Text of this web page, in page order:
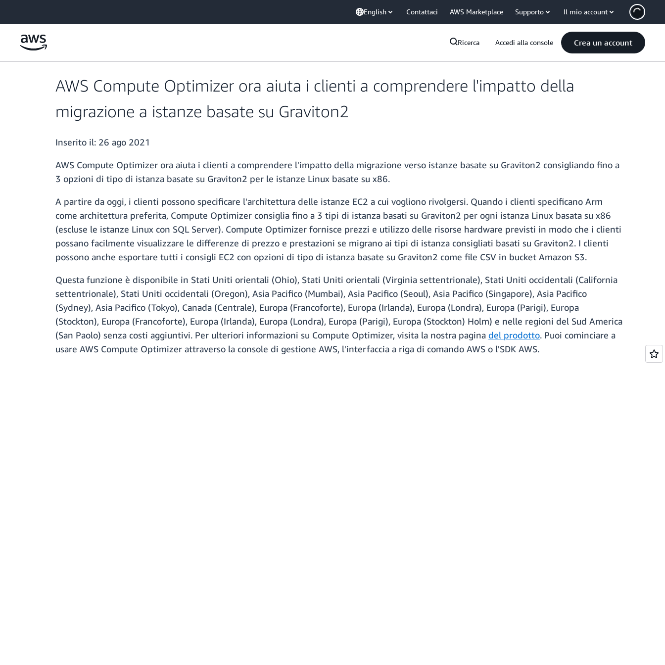
English Contattaci AWS Marketplace Supporto Il mio account
Ricerca Accedi alla console Crea un account
AWS Compute Optimizer ora aiuta i clienti a comprendere l'impatto della
migrazione a istanze basate su Graviton2
Inserito il: 26 ago 2021
AWS Compute Optimizer ora aiuta i clienti a comprendere l'impatto della migrazione verso istanze basate su Graviton2 consigliando fino a
3 opzioni di tipo di istanza basate su Graviton2 per le istanze Linux basate su x86.
A partire da oggi, i clienti possono specificare l'architettura delle istanze EC2 a cui vogliono rivolgersi. Quando i clienti specificano Arm
come architettura preferita, Compute Optimizer consiglia fino a 3 tipi di istanza basati su Graviton2 per ogni istanza Linux basata su x86
(escluse le istanze Linux con SQL Server). Compute Optimizer fornisce prezzi e utilizzo delle risorse hardware previsti in modo che i clienti
possano facilmente visualizzare le differenze di prezzo e prestazioni se migrano ai tipi di istanza consigliati basati su Graviton2. I clienti
possono anche esportare tutti i consigli EC2 con opzioni di tipo di istanza basate su Graviton2 come file CSV in bucket Amazon S3.
Questa funzione è disponibile in Stati Uniti orientali (Ohio), Stati Uniti orientali (Virginia settentrionale), Stati Uniti occidentali (California
settentrionale), Stati Uniti occidentali (Oregon), Asia Pacifico (Mumbai), Asia Pacifico (Seoul), Asia Pacifico (Singapore), Asia Pacifico
(Sydney), Asia Pacifico (Tokyo), Canada (Centrale), Europa (Francoforte), Europa (Irlanda), Europa (Londra), Europa (Parigi), Europa
(Stockton), Europa (Francoforte), Europa (Irlanda), Europa (Londra), Europa (Parigi), Europa (Stockton) Holm) e nelle regioni del Sud America
(San Paolo) senza costi aggiuntivi. Per ulteriori informazioni su Compute Optimizer, visita la nostra pagina del prodotto. Puoi cominciare a
usare AWS Compute Optimizer attraverso la console di gestione AWS, l'interfaccia a riga di comando AWS o l'SDK AWS.